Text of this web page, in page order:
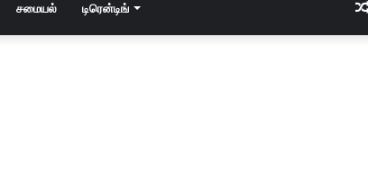
சமையல் டிரென்டிங்